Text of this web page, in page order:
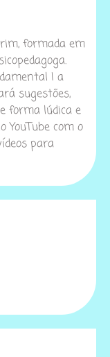
formada em
I a
sugestões,
forma lúdica e
com o
para